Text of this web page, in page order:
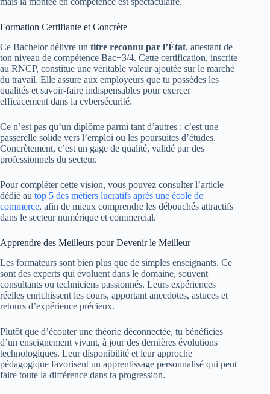
Formation Certifiante et Concrète
Ce Bachelor délivre un titre reconnu par l’État, attestant de
ton niveau de compétence Bac+3/4. Cette certification, inscrite
au RNCP, constitue une véritable valeur ajoutée sur le marché
du travail. Elle assure aux employeurs que tu possèdes les
qualités et savoir-faire indispensables pour exercer
efficacement dans la cybersécurité.
Ce n’est pas qu’un diplôme parmi tant d’autres : c’est une
passerelle solide vers l’emploi ou les poursuites d’études.
Concrètement, c’est un gage de qualité, validé par des
professionnels du secteur.
Pour compléter cette vision, vous pouvez consulter l’article
dédié au top 5 des métiers lucratifs après une école de
commerce, afin de mieux comprendre les débouchés attractifs
dans le secteur numérique et commercial.
Apprendre des Meilleurs pour Devenir le Meilleur
Les formateurs sont bien plus que de simples enseignants. Ce
sont des experts qui évoluent dans le domaine, souvent
consultants ou techniciens passionnés. Leurs expériences
réelles enrichissent les cours, apportant anecdotes, astuces et
retours d’expérience précieux.
Plutôt que d’écouter une théorie déconnectée, tu bénéficies
d’un enseignement vivant, à jour des dernières évolutions
technologiques. Leur disponibilité et leur approche
pédagogique favorisent un apprentissage personnalisé qui peut
faire toute la différence dans ta progression.